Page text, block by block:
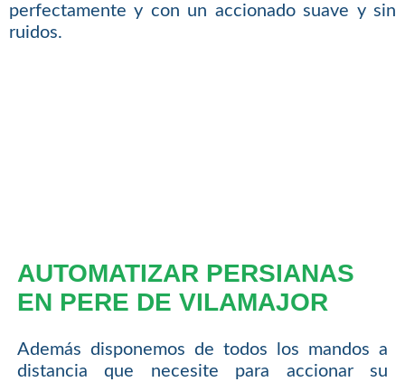
perfectamente y con un accionado suave y sin
ruidos.
AUTOMATIZAR PERSIANAS
EN PERE DE VILAMAJOR
Además disponemos de todos los mandos a
distancia que necesite para accionar su